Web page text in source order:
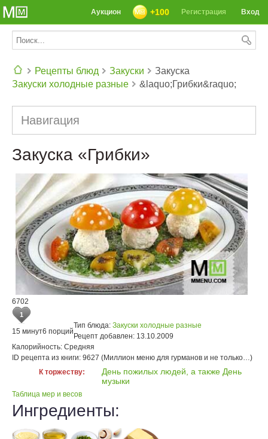
Вход
Регистрация
+100
Аукцион
Рецепты блюд
Закуски
Закуски холодные разные
Закуска
&laquo;Грибки&raquo;
Навигация
Закуска «Грибки»
6702
1
15 минут6 порций
Тип блюда: Закуски холодные разные
Рецепт добавлен: 13.10.2009
Калорийность: Средняя
ID рецепта из книги: 9627 (Миллион меню для гурманов и не только…)
К торжеству:
День пожилых людей, а также День
музыки
Таблица мер и весов
Ингредиенты: